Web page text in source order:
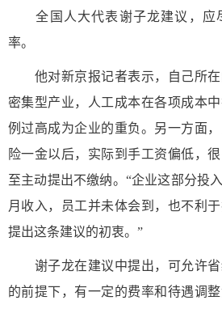
全国人大代表谢子龙建议，应
率。
他对新京报记者表示，自己所在
密集型产业，人工成本在各项成本
例过高成为企业的重负。另一方面
险一金以后，实际到手工资偏低，
至主动提出不缴纳。“企业这部分投
月收入，员工并未体会到，也不利
提出这条建议的初衷。”
谢子龙在建议中提出，可允许省
的前提下，有一定的费率和待遇调